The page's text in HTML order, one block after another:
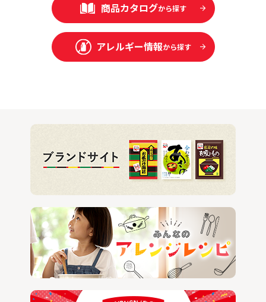
商品カタログから探す
アレルギー情報から探す